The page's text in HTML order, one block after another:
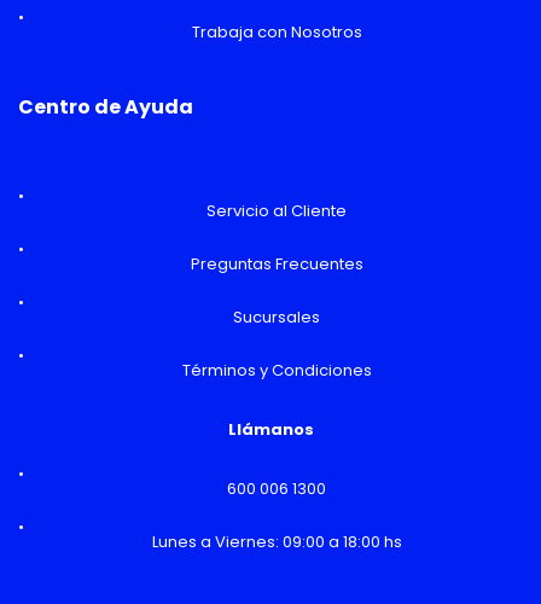
Trabaja con Nosotros
Centro de Ayuda
Servicio al Cliente
Preguntas Frecuentes
Sucursales
Términos y Condiciones
Llámanos
600 006 1300
Lunes a Viernes: 09:00 a 18:00 hs